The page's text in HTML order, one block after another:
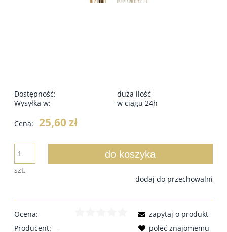
Dostępność:
duża ilość
Wysyłka w:
w ciągu 24h
Cena: 25,60 zł
szt.
do koszyka
dodaj do przechowalni
Ocena:
Producent:
-
zapytaj o produkt
poleć znajomemu